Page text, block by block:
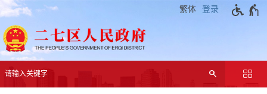
繁体 登录